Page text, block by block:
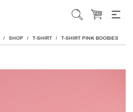
/ SHOP / T-SHIRT / T-SHIRT PINK BOOBIES